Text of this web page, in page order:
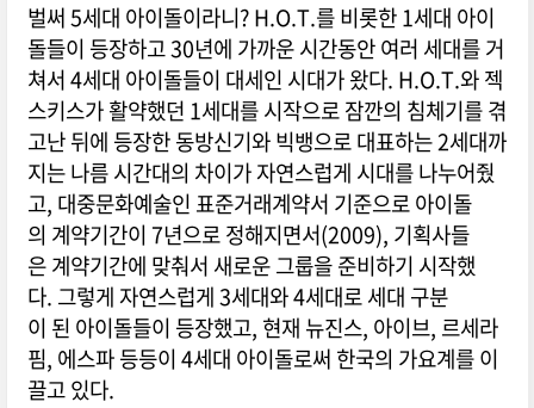
벌써 5세대 아이돌이라니? H.O.T.를 비롯한 1세대 아이
돌들이 등장하고 30년에 가까운 시간동안 여러 세대를 거
쳐서 4세대 아이돌들이 대세인 시대가 왔다. H.O.T.와 젝
스키스가 활약했던 1세대를 시작으로 잠깐의 침체기를 겪
고난 뒤에 등장한 동방신기와 빅뱅으로 대표하는 2세대까
지는 나름 시간대의 차이가 자연스럽게 시대를 나누어줬
고, 대중문화예술인 표준거래계약서 기준으로 아이돌
의 계약기간이 7년으로 정해지면서(2009), 기획사들
은 계약기간에 맞춰서 새로운 그룹을 준비하기 시작했
다. 그렇게 자연스럽게 3세대와 4세대로 세대 구분
이 된 아이돌들이 등장했고, 현재 뉴진스, 아이브, 르세라
핌, 에스파 등등이 4세대 아이돌로써 한국의 가요계를 이
끌고 있다.